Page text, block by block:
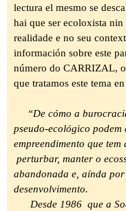
lectura el mesmo se
hai que ser ecoloxista nin
realidade e no seu
información sobre este
número do CARRIZAL,
que tratamos este tema
“De cómo a
pseudo-ecológico
empreendimento que
perturbar, manter o
abandonada e, aínda
desenvolvimento.
Desde 1986 que a